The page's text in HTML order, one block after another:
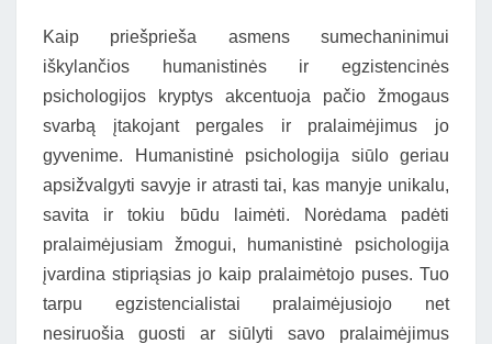
Kaip priešprieša asmens sumechaninimui
iškylančios humanistinės ir egzistencinės
psichologijos kryptys akcentuoja pačio žmogaus
svarbą įtakojant pergales ir pralaimėjimus jo
gyvenime. Humanistinė psichologija siūlo geriau
apsižvalgyti savyje ir atrasti tai, kas manyje unikalu,
savita ir tokiu būdu laimėti. Norėdama padėti
pralaimėjusiam žmogui, humanistinė psichologija
įvardina stipriąsias jo kaip pralaimėtojo puses. Tuo
tarpu egzistencialistai pralaimėjusiojo net
nesiruošia guosti ar siūlyti savo pralaimėjimus